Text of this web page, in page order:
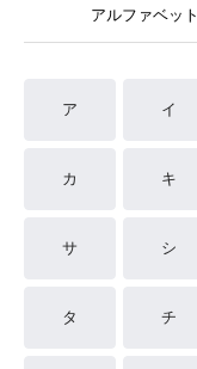
アルファベット
ア イ
カ キ
サ シ
タ チ